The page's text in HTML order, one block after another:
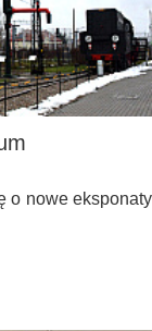
o nowe eksponaty